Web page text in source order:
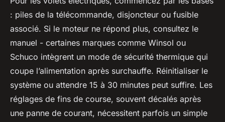
: piles de la télécommande, disjoncteur ou fusible
associé. Si le moteur ne répond plus, consultez le
manuel - certaines marques comme Winsol ou
Schuco intègrent un mode de sécurité thermique qui
coupe l’alimentation après surchauffe. Réinitialiser le
système ou attendre 15 à 30 minutes peut suffire. Les
réglages de fins de course, souvent décalés après
une panne de courant, nécessitent parfois un simple